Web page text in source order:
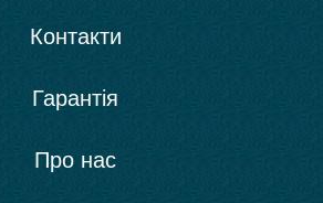
Контакти
Гарантія
Про нас